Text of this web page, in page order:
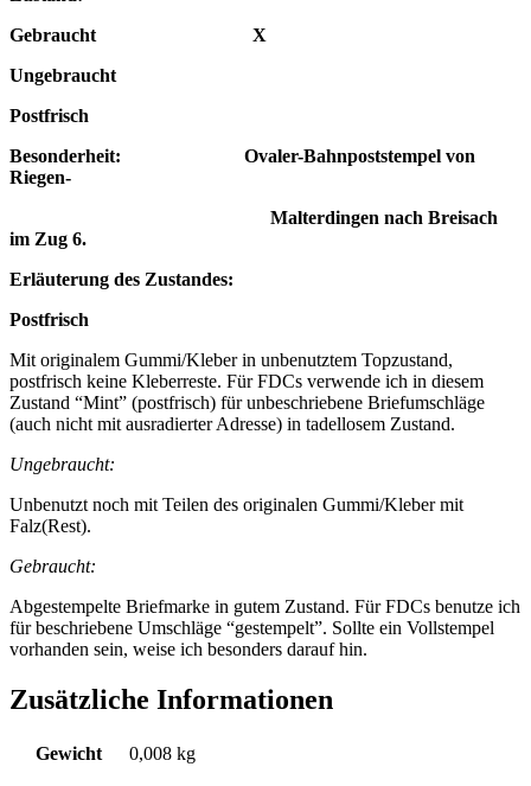
Gebraucht X
Ungebraucht
Postfrisch
Besonderheit:
Ovaler-Bahnpoststempel von
Riegen-
Malterdingen nach Breisach
im Zug 6.
Erläuterung des Zustandes:
Postfrisch
Mit originalem Gummi/Kleber in unbenutztem Topzustand,
postfrisch keine Kleberreste. Für FDCs verwende ich in diesem
Zustand “Mint” (postfrisch) für unbeschriebene Briefumschläge
(auch nicht mit ausradierter Adresse) in tadellosem Zustand.
Ungebraucht:
Unbenutzt noch mit Teilen des originalen Gummi/Kleber mit
Falz(Rest).
Gebraucht:
Abgestempelte Briefmarke in gutem Zustand. Für FDCs benutze ich
für beschriebene Umschläge “gestempelt”. Sollte ein Vollstempel
vorhanden sein, weise ich besonders darauf hin.
Zusätzliche Informationen
Gewicht 0,008 kg